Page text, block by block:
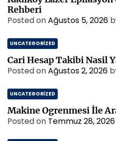
Rehberi
Posted onAğustos 5, 2026
UNCATEGORIZED
Cari Hesap Takibi Nasil
Posted onAğustos 2, 2026
UNCATEGORIZED
Makine Ogrenmesi İle
Posted on Temmuz 28, 2026